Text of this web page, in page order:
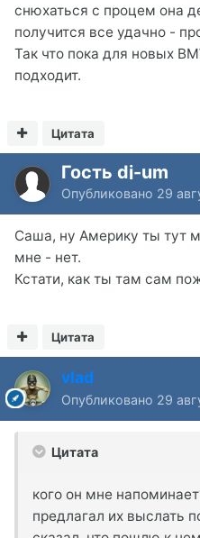
снюхаться с процем она
получится все удачно -
Так что пока для новых
подходит.
Цитата
Гость dj-um
Опубликовано 29
Саша, ну Америку ты тут
мне - нет.
Кстати, как ты там сам
Цитата
vlad
Опубликовано 29
Цитата
кого он мне
предлагал их выслать